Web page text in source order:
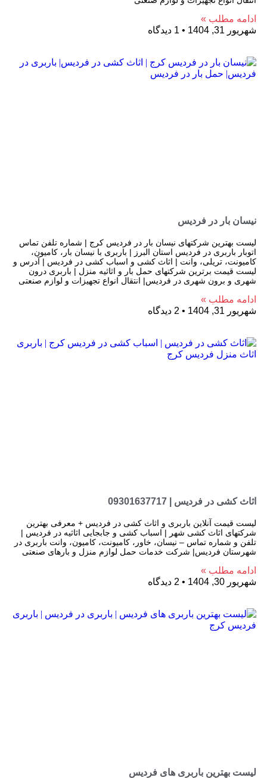
ادامه مطلب »
شهریور 31, 1404
نیسان بار در فردیس
لیست بهترین شرکتهای نیسان بار در فردیس کرج | شماره تلفن تماس
اتوبار باربری در فردیس استان البرز | باربری با نیسان بار، کامیون،
کامیونت، تریلی، وانت | اثاث کشی و اسباب کشی در فردیس | آدرس و
لیست قیمت برترین شرکتهای حمل بار و اثاثیه منزل | باربری درون
شهری و برون شهری در فردیس| انتقال انواع تجهیزات و لوازم صنعتی
ادامه مطلب »
شهریور 31, 1404
اثاث کشی در فردیس | 09301637717
لیست قیمت آنلاین باربری و اثاث کشی در فردیس + معرفی بهترین
شرکتهای اثاث کشی شهر | اسباب کشی و جابجایی اثاثیه در فردیس |
تلفن و شماره تماس – نیسان، خاور، کامیونت، کامیون، وانت باربری در
شهرستان فردیس| شرکت خدمات حمل لوازم منزل و بارهای صنعتی
ادامه مطلب »
شهریور 30, 1404
لیست بهترین باربری های فردیس